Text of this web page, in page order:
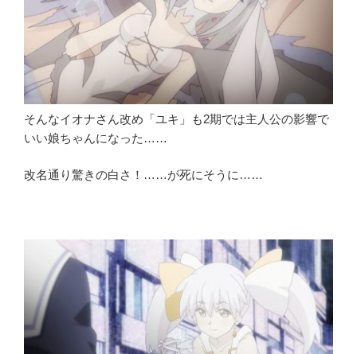
そんなイオナさん改め「ユキ」も2期では主人公の影響で
いい娘ちゃんになった……
改名通り驚きの白さ！……が死にそうに……